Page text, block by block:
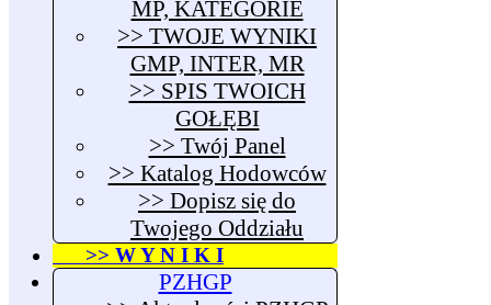
MP, KATEGORIE
>> TWOJE WYNIKI
GMP, INTER, MR
>> SPIS TWOICH
GOŁĘBI
>> Twój Panel
>> Katalog Hodowców
>> Dopisz się do
Twojego Oddziału
>> W Y N I K I
PZHGP